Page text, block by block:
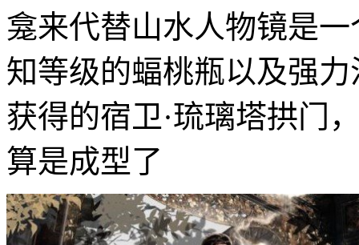
龛来代替山水人物镜是
知等级的蝠桃瓶以及强
获得的宿卫·琉璃塔拱门
算是成型了